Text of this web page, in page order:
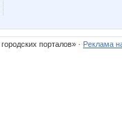
порталов» · Реклама